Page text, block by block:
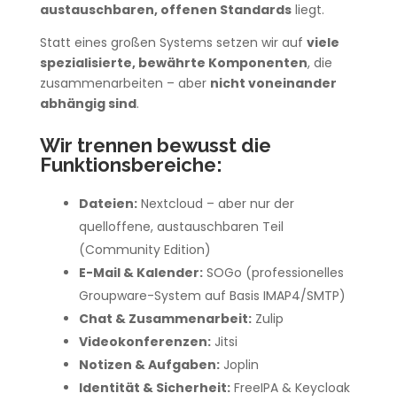
austauschbaren, offenen Standardsliegt.
Statt eines großen Systems setzen wir auf viele
spezialisierte, bewährte Komponenten, die
zusammenarbeiten – aber nicht voneinander
abhängig sind.
Wir trennen bewusst die
Funktionsbereiche:
Dateien:Nextcloud – aber nur der
quelloffene, austauschbaren Teil
(Community Edition)
E-Mail & Kalender:SOGo (professionelles
Groupware-System auf Basis IMAP4/SMTP)
Chat & Zusammenarbeit:Zulip
Videokonferenzen:Jitsi
Notizen & Aufgaben:Joplin
Identität & Sicherheit:FreeIPA & Keycloak